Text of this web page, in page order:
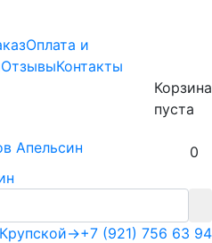
Оплата и
ОтзывыКонтакты
Корзина
пуста
0
+7 (921) 756 63 94
→